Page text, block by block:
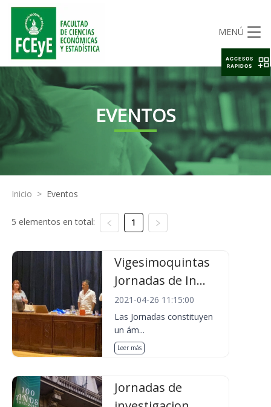
MENÚ
EVENTOS
Inicio > Eventos
5 elementos en total: 1
Vigesimoquintas
Jornadas de In...
2021-04-26 11:15:00
Las Jornadas constituyen
un ám...
Leer más
Jornadas de
ACCESOS
RAPIDOS